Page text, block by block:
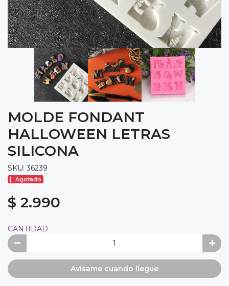
MOLDE FONDANT
HALLOWEEN LETRAS
SILICONA
SKU: 36239
Agotado
$ 2.990
CANTIDAD
Avísame cuando llegue